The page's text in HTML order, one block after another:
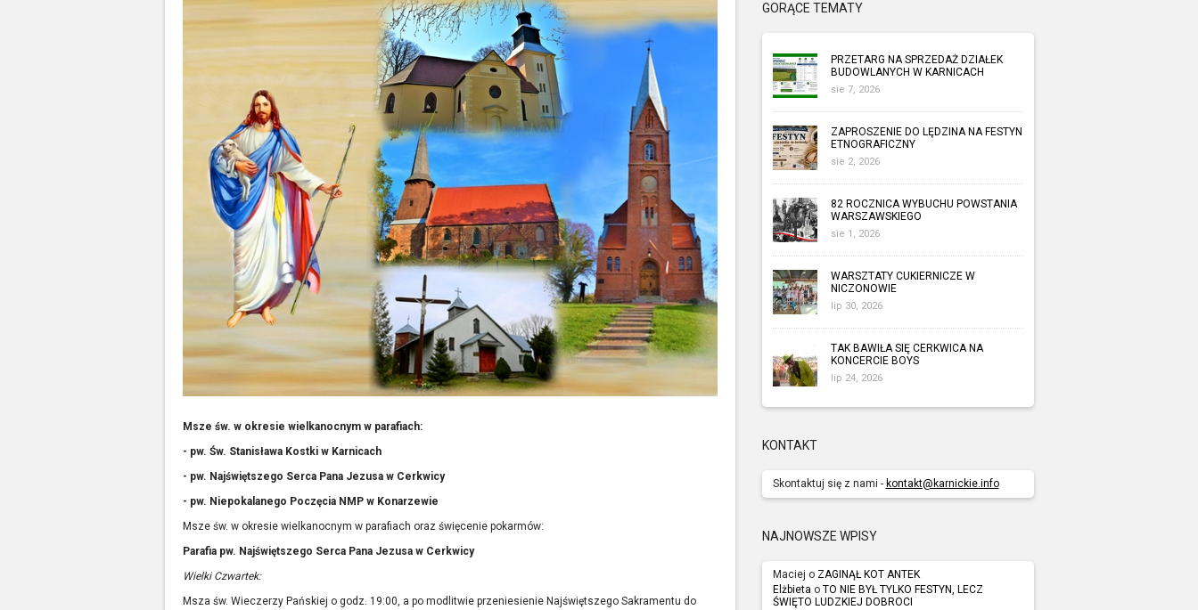
Msze św. w okresie wielkanocnym w parafiach:
- pw. Św. Stanisława Kostki w Karnicach
- pw. Najświętszego Serca Pana Jezusa w Cerkwicy
- pw. Niepokalanego Poczęcia NMP w Konarzewie
Msze św. w okresie wielkanocnym w parafiach oraz święcenie pokarmów:
Parafia pw. Najświętszego Serca Pana Jezusa w Cerkwicy
Wielki Czwartek:
Msza św. Wieczerzy Pańskiej o godz. 19:00, a po modlitwie przeniesienie Najświętszego Sakramentu do
GORĄCE TEMATY
PRZETARG NA SPRZEDAŻ DZIAŁEK
BUDOWLANYCH W KARNICACH
sie 7, 2026
ZAPROSZENIE DO LĘDZINA NA FESTYN
ETNOGRAFICZNY
sie 2, 2026
82 ROCZNICA WYBUCHU POWSTANIA
WARSZAWSKIEGO
sie 1, 2026
WARSZTATY CUKIERNICZE W
NICZONOWIE
lip 30, 2026
TAK BAWIŁA SIĘ CERKWICA NA
KONCERCIE BOYS
lip 24, 2026
KONTAKT
Skontaktuj się z nami - kontakt@karnickie.info
NAJNOWSZE WPISY
Maciej o ZAGINĄŁ KOT ANTEK
Elżbieta o TO NIE BYŁ TYLKO FESTYN, LECZ
ŚWIĘTO LUDZKIEJ DOBROCI